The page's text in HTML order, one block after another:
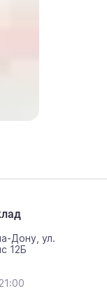
Дону, ул.
12Б